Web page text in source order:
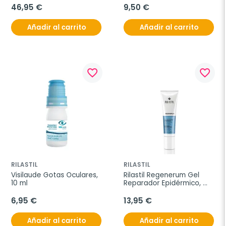
46,95 €
Añadir al carrito
9,50 €
Añadir al carrito
favorite_border
RILASTIL
Visilaude Gotas Oculares,
10 ml
6,95 €
Añadir al carrito
favorite_border
RILASTIL
Rilastil Regenerum Gel
Reparador Epidérmico,
13,95 €
Añadir al carrito